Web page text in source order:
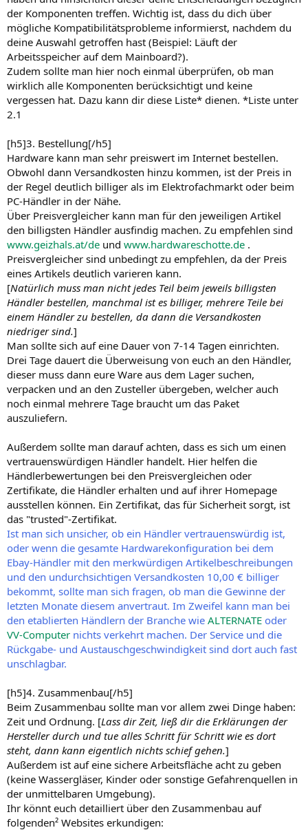
der Komponenten treffen. Wichtig ist, dass du dich über
mögliche Kompatibilitätsprobleme informierst, nachdem du
deine Auswahl getroffen hast (Beispiel: Läuft der
Arbeitsspeicher auf dem Mainboard?).
Zudem sollte man hier noch einmal überprüfen, ob man
wirklich alle Komponenten berücksichtigt und keine
vergessen hat. Dazu kann dir diese Liste* dienen. *Liste unter
2.1
[h5]3. Bestellung[/h5]
Hardware kann man sehr preiswert im Internet bestellen.
Obwohl dann Versandkosten hinzu kommen, ist der Preis in
der Regel deutlich billiger als im Elektrofachmarkt oder beim
PC-Händler in der Nähe.
Über Preisvergleicher kann man für den jeweiligen Artikel
den billigsten Händler ausfindig machen. Zu empfehlen sind
www.geizhals.at/de und www.hardwareschotte.de .
Preisvergleicher sind unbedingt zu empfehlen, da der Preis
eines Artikels deutlich varieren kann.
[Natürlich muss man nicht jedes Teil beim jeweils billigsten
Händler bestellen, manchmal ist es billiger, mehrere Teile bei
einem Händler zu bestellen, da dann die Versandkosten
niedriger sind.]
Man sollte sich auf eine Dauer von 7-14 Tagen einrichten.
Drei Tage dauert die Überweisung von euch an den Händler,
dieser muss dann eure Ware aus dem Lager suchen,
verpacken und an den Zusteller übergeben, welcher auch
noch einmal mehrere Tage braucht um das Paket
auszuliefern.
Außerdem sollte man darauf achten, dass es sich um einen
vertrauenswürdigen Händler handelt. Hier helfen die
Händlerbewertungen bei den Preisvergleichen oder
Zertifikate, die Händler erhalten und auf ihrer Homepage
ausstellen können. Ein Zertifikat, das für Sicherheit sorgt, ist
das "trusted"-Zertifikat.
Ist man sich unsicher, ob ein Händler vertrauenswürdig ist,
oder wenn die gesamte Hardwarekonfiguration bei dem
Ebay-Händler mit den merkwürdigen Artikelbeschreibungen
und den undurchsichtigen Versandkosten 10,00 € billiger
bekommt, sollte man sich fragen, ob man die Gewinne der
letzten Monate diesem anvertraut. Im Zweifel kann man bei
den etablierten Händlern der Branche wie ALTERNATE oder
VV-Computer nichts verkehrt machen. Der Service und die
Rückgabe- und Austauschgeschwindigkeit sind dort auch fast
unschlagbar.
[h5]4. Zusammenbau[/h5]
Beim Zusammenbau sollte man vor allem zwei Dinge haben:
Zeit und Ordnung. [Lass dir Zeit, ließ dir die Erklärungen der
Hersteller durch und tue alles Schritt für Schritt wie es dort
steht, dann kann eigentlich nichts schief gehen.]
Außerdem ist auf eine sichere Arbeitsfläche acht zu geben
(keine Wassergläser, Kinder oder sonstige Gefahrenquellen in
der unmittelbaren Umgebung).
Ihr könnt euch detailliert über den Zusammenbau auf
folgenden² Websites erkundigen: